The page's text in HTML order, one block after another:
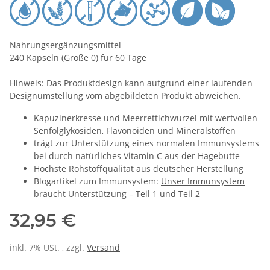
Nahrungsergänzungsmittel
240 Kapseln (Größe 0) für 60 Tage
Hinweis: Das Produktdesign kann aufgrund einer laufenden
Designumstellung vom abgebildeten Produkt abweichen.
Kapuzinerkresse und Meerrettichwurzel mit wertvollen
Senfölglykosiden, Flavonoiden und Mineralstoffen
trägt zur Unterstützung eines normalen Immunsystems
bei durch natürliches Vitamin C aus der Hagebutte
Höchste Rohstoffqualität aus deutscher Herstellung
Blogartikel zum Immunsystem: Unser Immunsystem
braucht Unterstützung – Teil 1 und Teil 2
32,95 €
inkl. 7% USt. , zzgl. Versand